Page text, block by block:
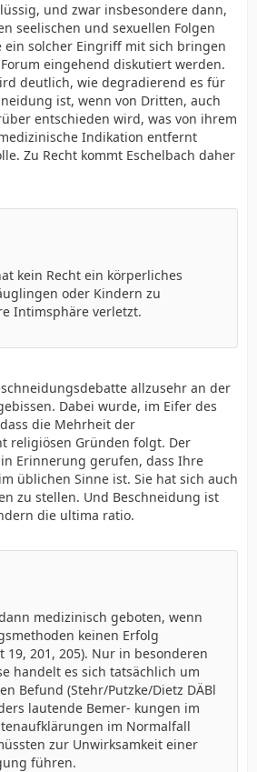
und zwar insbesondere dann,
seelischen und sexuellen Folgen
ein solcher Eingriff mit sich bringen
eingehend diskutiert werden.
deutlich, wie degradierend es für
ist, wenn von Dritten, auch
entschieden wird, was von ihrem
Indikation entfernt
Zu Recht kommt Eschelbach daher
kein Recht ein körperliches
oder Kindern zu
Intimsphäre verletzt.
allzusehr an der
Dabei wurde, im Eifer des
die Mehrheit der
religiösen Gründen folgt. Der
Erinnerung gerufen, dass Ihre
üblichen Sinne ist. Sie hat sich auch
zu stellen. Und Beschneidung ist
die ultima ratio.
medizinisch geboten, wenn
keinen Erfolg
19, 201, 205). Nur in besonderen
handelt es sich tatsächlich um
Befund (Stehr/Putzke/Dietz DÄBl
lautende Bemer- kungen im
im Normalfall
zur Unwirksamkeit einer
führen.